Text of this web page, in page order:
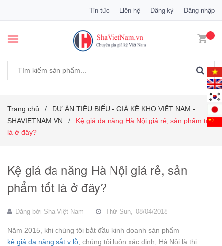
Tin tức Liên hệ Đăng ký Đăng nhập
Trang chủ /
DỰ ÁN TIÊU BIỂU - GIÁ KỆ KHO VIỆT NAM -
SHAVIETNAM.VN
/
Kệ giá đa năng Hà Nội giá rẻ, sản phẩm tốt
là ở đây?
Kệ giá đa năng Hà Nội giá rẻ, sản
phẩm tốt là ở đây?
Đăng bởi Sha Việt Nam Thứ Sun, 08/04/2018
Năm 2015, khi chúng tôi bắt đầu kinh doanh sản phẩm
kệ giá đa năng sắt v lỗ , chúng tôi luôn xác định, Hà Nội là thị